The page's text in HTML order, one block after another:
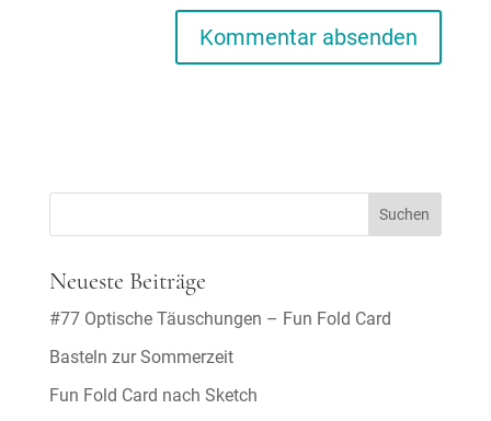
Neueste Beiträge
#77 Optische Täuschungen – Fun Fold Card
Basteln zur Sommerzeit
Fun Fold Card nach Sketch